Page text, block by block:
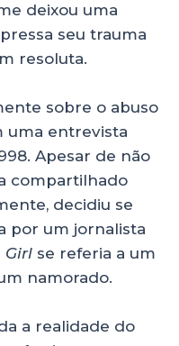
deixou uma
seu trauma
resoluta.
sobre o abuso
uma entrevista
Apesar de não
compartilhado
decidiu se
por um jornalista
Girl se referia a um
namorado.
a realidade do